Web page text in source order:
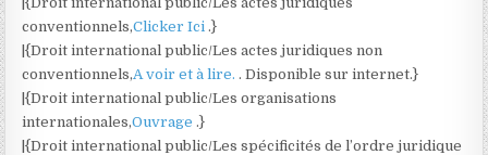
conventionnels,Clicker Ici .}
|{Droit international public/Les actes juridiques non
conventionnels,A voir et à lire. . Disponible sur internet.}
|{Droit international public/Les organisations
internationales,Ouvrage .}
|{Droit international public/Les spécificités de l’ordre juridique